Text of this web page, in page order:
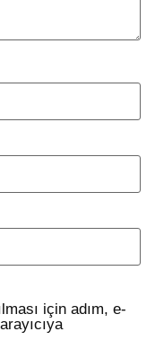
için adım, e-